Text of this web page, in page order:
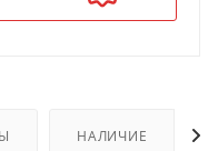
НАЛИЧИЕ